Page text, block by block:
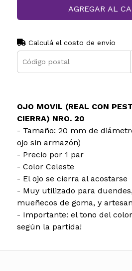
AGREGAR AL
Calculá el costo de envío
OJO MOVIL (REAL CON
CIERRA) NRO. 20
- Tamaño: 20 mm de
ojo sin armazón)
- Precio por 1 par
- Color Celeste
- El ojo se cierra al acostarse
- Muy utilizado para
mueñecos de goma, y
- Importante: el tono del
según la partida!